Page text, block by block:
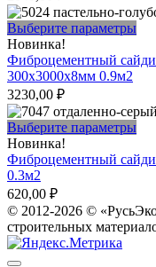
на
Выберите параметры
на
Новинка!
Фиброцементный
300х3000х8мм 0.9м2
3230,00 ₽
Выберите параметры
Новинка!
Фиброцементный
0.3м2
620,00 ₽
© 2012-2026 ©
строительных